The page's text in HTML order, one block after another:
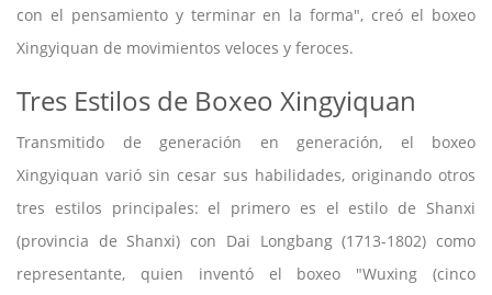
con el pensamiento y terminar en la forma", creó el boxeo
Xingyiquan de movimientos veloces y feroces.
Tres Estilos de Boxeo Xingyiquan
Transmitido de generación en generación, el boxeo
Xingyiquan varió sin cesar sus habilidades, originando otros
tres estilos principales: el primero es el estilo de Shanxi
(provincia de Shanxi) con Dai Longbang (1713-1802) como
representante, quien inventó el boxeo "Wuxing (cinco